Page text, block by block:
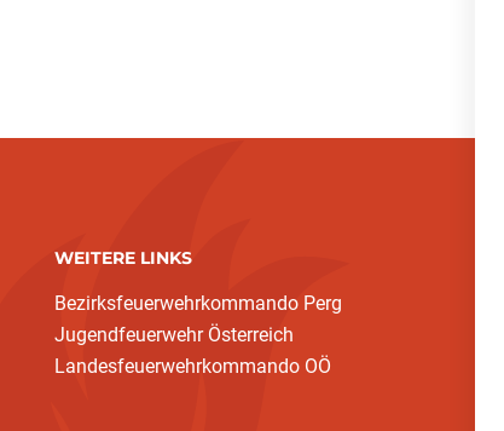
WEITERE LINKS
Bezirksfeuerwehrkommando Perg
Jugendfeuerwehr Österreich
Landesfeuerwehrkommando OÖ